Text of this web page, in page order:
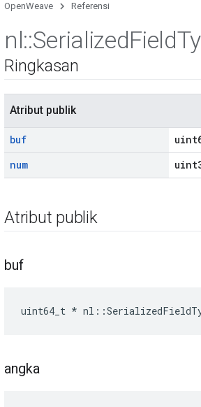
OpenWeave Referensi
nl::SerializedField
Ringkasan
Atribut publik
buf
num
Atribut publik
buf
uint64_t *
angka